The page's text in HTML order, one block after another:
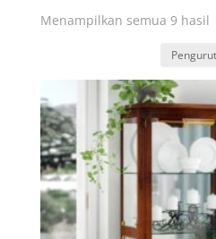
Menampilkan semua 9 hasil